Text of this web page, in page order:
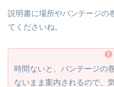
説明書に場所やバンテージの
てくださいね。
時間ないと、バンテージの
ないまま案内されるので、